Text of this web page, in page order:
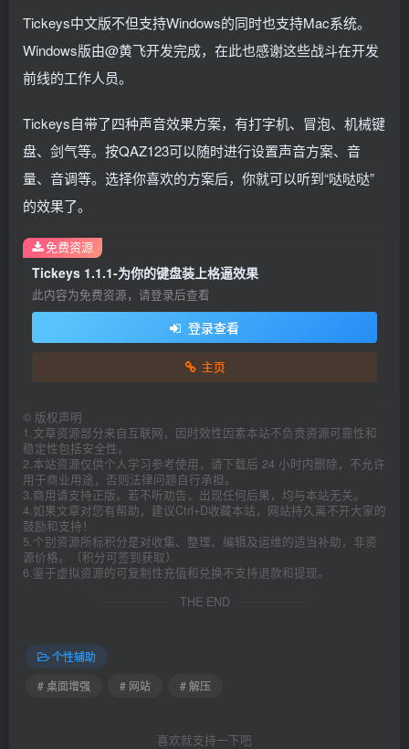
Tickeys中文版不但支持Windows的同时也支持Mac系统。
Windows版由@黄飞开发完成，在此也感谢这些战斗在开发
前线的工作人员。
Tickeys自带了四种声音效果方案，有打字机、冒泡、机械键
盘、剑气等。按QAZ123可以随时进行设置声音方案、音
量、音调等。选择你喜欢的方案后，你就可以听到“哒哒哒”
的效果了。
Tickeys 1.1.1-为你的键盘装上格逼效果
此内容为免费资源，请登录后查看
登录查看
主页
免费资源
© 版权声明
1.文章资源部分来自互联网，因时效性因素本站不负责资源可靠性和
稳定性包括安全性。
2.本站资源仅供个人学习参考使用，请下载后 24 小时内删除，不允许
用于商业用途，否则法律问题自行承担。
3.商用请支持正版。若不听劝告，出现任何后果，均与本站无关。
4.如果文章对您有帮助，建议Ctrl+D收藏本站，网站持久离不开大家的
鼓励和支持！
5.个别资源所标积分是对收集、整理、编辑及运维的适当补助，非资
源价格。（积分可签到获取）
6.鉴于虚拟资源的可复制性充值和兑换不支持退款和提现。
THE END
个性辅助
# 桌面增强
# 网站 # 解压
喜欢就支持一下吧